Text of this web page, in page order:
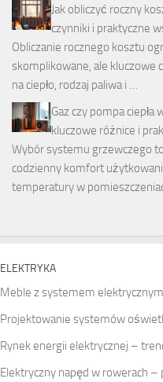
Jak obliczyć roczny
czynniki i praktyczne
Obliczanie rocznego kosztu
skomplikowane, ale kluczowe
na ciepło, rodzaj paliwa i …
Gaz czy pompa
kluczowe różnice i
Wybór systemu grzewczego
codzienny komfort
temperatury w
ELEKTRYKA
Meble z systemem
Projektowanie systemów
Rynek energii elektrycznej –
Elektryczny napęd w rowerach –